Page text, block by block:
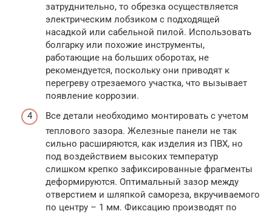
затруднительно, то обрезка осуществляется
электрическим лобзиком с подходящей
насадкой или сабельной пилой. Использовать
болгарку или похожие инструменты,
работающие на больших оборотах, не
рекомендуется, поскольку они приводят к
перегреву отрезаемого участка, что вызывает
появление коррозии.
Все детали необходимо монтировать с учетом
теплового зазора. Железные панели не так
сильно расширяются, как изделия из ПВХ, но
под воздействием высоких температур
слишком крепко зафиксированные фрагменты
деформируются. Оптимальный зазор между
отверстием и шляпкой самореза, вкручиваемого
по центру – 1 мм. Фиксацию производят по